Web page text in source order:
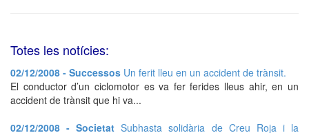
Totes les notícies:
02/12/2008 - Successos Un ferit lleu en un accident de trànsit.
El conductor d’un ciclomotor es va fer ferides lleus ahir, en un
accident de trànsit que hi va...
02/12/2008 - SocietatSubhasta solidària de Creu Roja i la